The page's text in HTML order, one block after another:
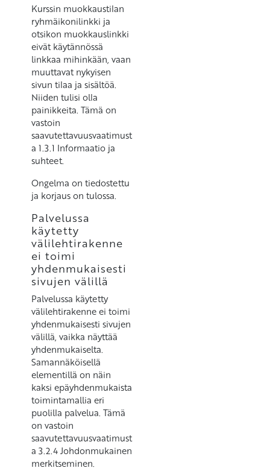
Kurssin muokkaustilan
ryhmäikonilinkki ja
otsikon muokkauslinkki
eivät käytännössä
linkkaa mihinkään, vaan
muuttavat nykyisen
sivun tilaa ja sisältöä.
Niiden tulisi olla
painikkeita. Tämä on
vastoin
saavutettavuusvaatimust
a 1.3.1 Informaatio ja
suhteet.
Ongelma on tiedostettu
ja korjaus on tulossa.
Palvelussa
käytetty
välilehtirakenne
ei toimi
yhdenmukaisesti
sivujen välillä
Palvelussa käytetty
välilehtirakenne ei toimi
yhdenmukaisesti sivujen
välillä, vaikka näyttää
yhdenmukaiselta.
Samannäköisellä
elementillä on näin
kaksi epäyhdenmukaista
toimintamallia eri
puolilla palvelua. Tämä
on vastoin
saavutettavuusvaatimust
a 3.2.4 Johdonmukainen
merkitseminen.